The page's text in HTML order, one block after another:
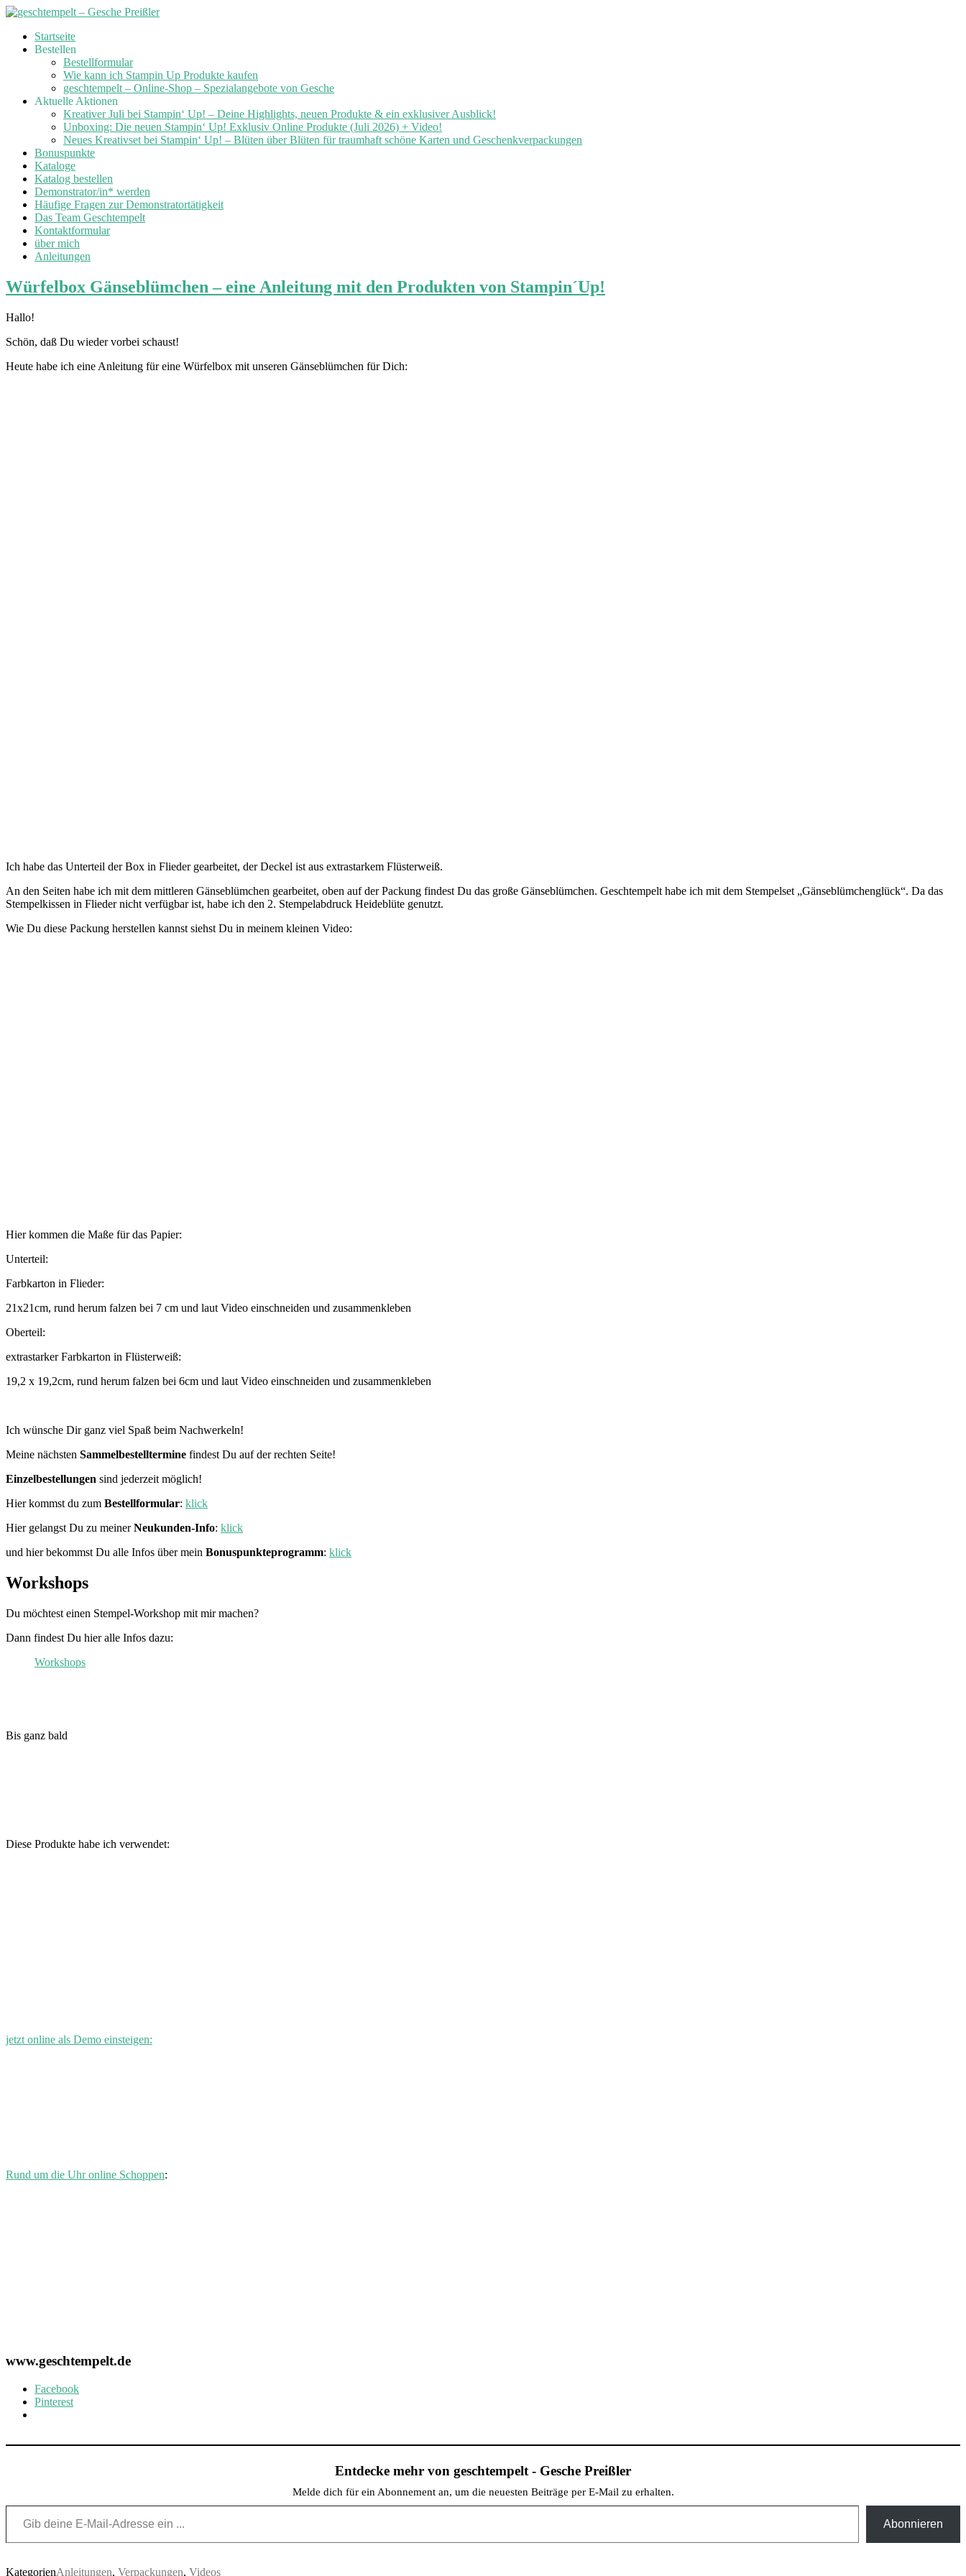
Skip
Startseite
Bestellen
Bestellformular
Wie kann ich Stampin Up Produkte kaufen
geschtempelt – Online-Shop – Spezialangebote von Gesche
Aktuelle Aktionen
Kreativer Juli bei Stampin‘ Up! – Deine Highlights, neuen Produkte & ein exklusiver Ausblick!
Unboxing: Die neuen Stampin‘ Up! Exklusiv Online Produkte (Juli 2026) + Video!
Neues Kreativset bei Stampin‘ Up! – Blüten über Blüten für traumhaft schöne Karten und Geschenkverpackungen
Bonuspunkte
Kataloge
Katalog bestellen
Demonstrator/in* werden
Häufige Fragen zur Demonstratortätigkeit
Das Team Geschtempelt
Kontaktformular
über mich
Anleitungen
Würfelbox Gänseblümchen – eine Anleitung mit den Produkten von Stampin´Up!
Hallo!
Schön, daß Du wieder vorbei schaust!
Heute habe ich eine Anleitung für eine Würfelbox mit unseren Gänseblümchen für Dich:
Ich habe das Unterteil der Box in Flieder gearbeitet, der Deckel ist aus extrastarkem Flüsterweiß.
An den Seiten habe ich mit dem mittleren Gänseblümchen gearbeitet, oben auf der Packung findest Du das große Gänseblümchen. Geschtempelt habe ich mit dem Stempelset „Gänseblümchenglück“. Da das
Stempelkissen in Flieder nicht verfügbar ist, habe ich den 2. Stempelabdruck Heideblüte genutzt.
Wie Du diese Packung herstellen kannst siehst Du in meinem kleinen Video:
Hier kommen die Maße für das Papier:
Unterteil:
Farbkarton in Flieder:
21x21cm, rund herum falzen bei 7 cm und laut Video einschneiden und zusammenkleben
Oberteil:
extrastarker Farbkarton in Flüsterweiß:
19,2 x 19,2cm, rund herum falzen bei 6cm und laut Video einschneiden und zusammenkleben
Ich wünsche Dir ganz viel Spaß beim Nachwerkeln!
Meine nächsten Sammelbestelltermine findest Du auf der rechten Seite!
Einzelbestellungen sind jederzeit möglich!
Hier kommst du zum Bestellformular: klick
Hier gelangst Du zu meinerNeukunden-Info: klick
und hier bekommst Du alle Infos über mein Bonuspunkteprogramm: klick
Workshops
Du möchtest einen Stempel-Workshop mit mir machen?
Dann findest Du hier alle Infos dazu:
Workshops
Bis ganz bald
Diese Produkte habe ich verwendet:
jetzt online als Demo einsteigen:
Rund um die Uhr online Schoppen:
www.geschtempelt.de
Facebook
Pinterest
Entdecke mehr von geschtempelt - Gesche Preißler
Melde dich für ein Abonnement an, um die neuesten Beiträge per E-Mail zu erhalten.
Gib deine E-Mail-Adresse ein ...
Abonnieren
KategorienAnleitungen, Verpackungen, Videos